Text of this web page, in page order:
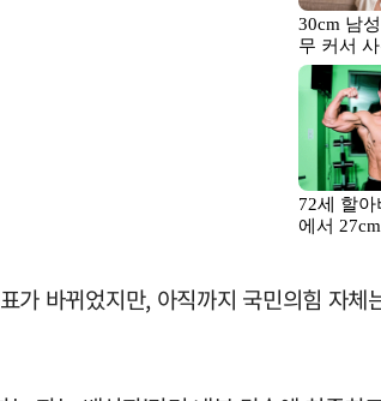
가 바뀌었지만, 아직까지 국민의힘 자